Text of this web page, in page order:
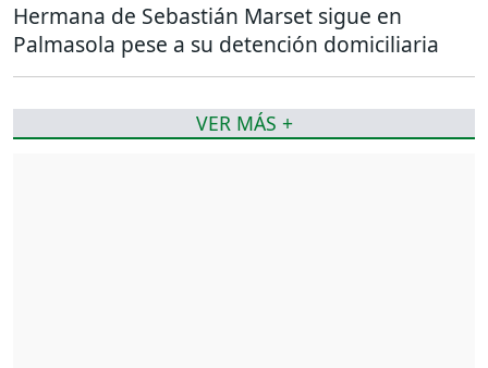
Hermana de Sebastián Marset sigue en
Palmasola pese a su detención domiciliaria
VER MÁS +